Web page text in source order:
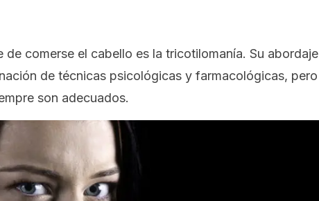
de comerse el cabello es la tricotilomanía. Su abordaje
de técnicas psicológicas y farmacológicas, pero
son adecuados.